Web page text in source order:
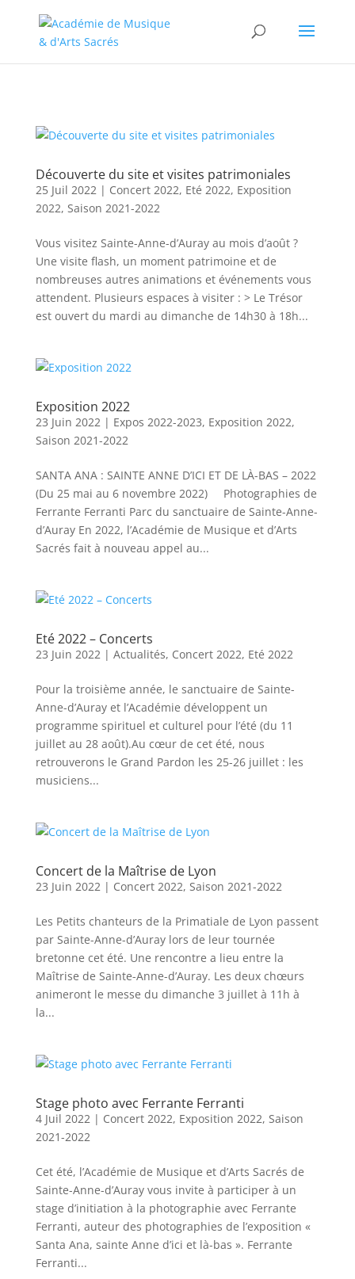
Découverte du site et visites patrimoniales
25 Juil 2022| Concert 2022, Eté 2022, Exposition
2022, Saison 2021-2022
Vous visitez Sainte-Anne-d’Auray au mois d’août ?
Une visite flash, un moment patrimoine et de
nombreuses autres animations et événements vous
attendent. Plusieurs espaces à visiter : > Le Trésor
est ouvert du mardi au dimanche de 14h30 à 18h...
Exposition 2022
23 Juin 2022| Expos 2022-2023, Exposition 2022,
Saison 2021-2022
SANTA ANA : SAINTE ANNE D’ICI ET DE LÀ-BAS – 2022
(Du 25 mai au 6 novembre 2022) Photographies de
Ferrante Ferranti Parc du sanctuaire de Sainte-Anne-
d’Auray En 2022, l’Académie de Musique et d’Arts
Sacrés fait à nouveau appel au...
Eté 2022 – Concerts
23 Juin 2022| Actualités, Concert 2022, Eté 2022
Pour la troisième année, le sanctuaire de Sainte-
Anne-d’Auray et l’Académie développent un
programme spirituel et culturel pour l’été (du 11
juillet au 28 août).Au cœur de cet été, nous
retrouverons le Grand Pardon les 25-26 juillet : les
musiciens...
Concert de la Maîtrise de Lyon
23 Juin 2022| Concert 2022, Saison 2021-2022
Les Petits chanteurs de la Primatiale de Lyon passent
par Sainte-Anne-d’Auray lors de leur tournée
bretonne cet été. Une rencontre a lieu entre la
Maîtrise de Sainte-Anne-d’Auray. Les deux chœurs
animeront le messe du dimanche 3 juillet à 11h à
la...
Stage photo avec Ferrante Ferranti
4 Juil 2022| Concert 2022, Exposition 2022, Saison
2021-2022
Cet été, l’Académie de Musique et d’Arts Sacrés de
Sainte-Anne-d’Auray vous invite à participer à un
stage d’initiation à la photographie avec Ferrante
Ferranti, auteur des photographies de l’exposition «
Santa Ana, sainte Anne d’ici et là-bas ». Ferrante
Ferranti...